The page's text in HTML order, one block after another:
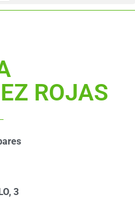
ROJAS
3